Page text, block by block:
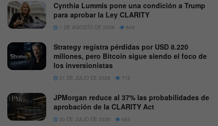
Cynthia Lummis pone una condición a Trump
para aprobar la Ley CLARITY
1 DE AGOSTO DE 2026 649
Strategy registra pérdidas por USD 8.220
millones, pero Bitcoin sigue siendo el foco de
los inversionistas
31 DE JULIO DE 2026 712
JPMorgan reduce al 37% las probabilidades de
aprobación de la CLARITY Act
30 DE JULIO DE 2026 655